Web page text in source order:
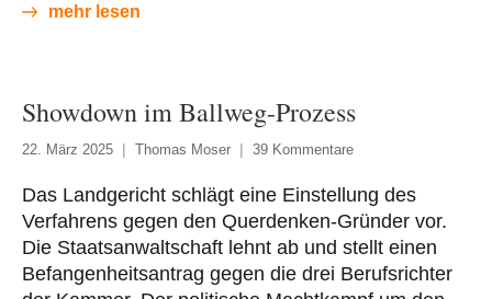
mehr lesen
Showdown im Ballweg-Prozess
22. März 2025 Thomas Moser 39 Kommentare
Das Landgericht schlägt eine Einstellung des
Verfahrens gegen den Querdenken-Gründer vor.
Die Staatsanwaltschaft lehnt ab und stellt einen
Befangenheitsantrag gegen die drei Berufsrichter